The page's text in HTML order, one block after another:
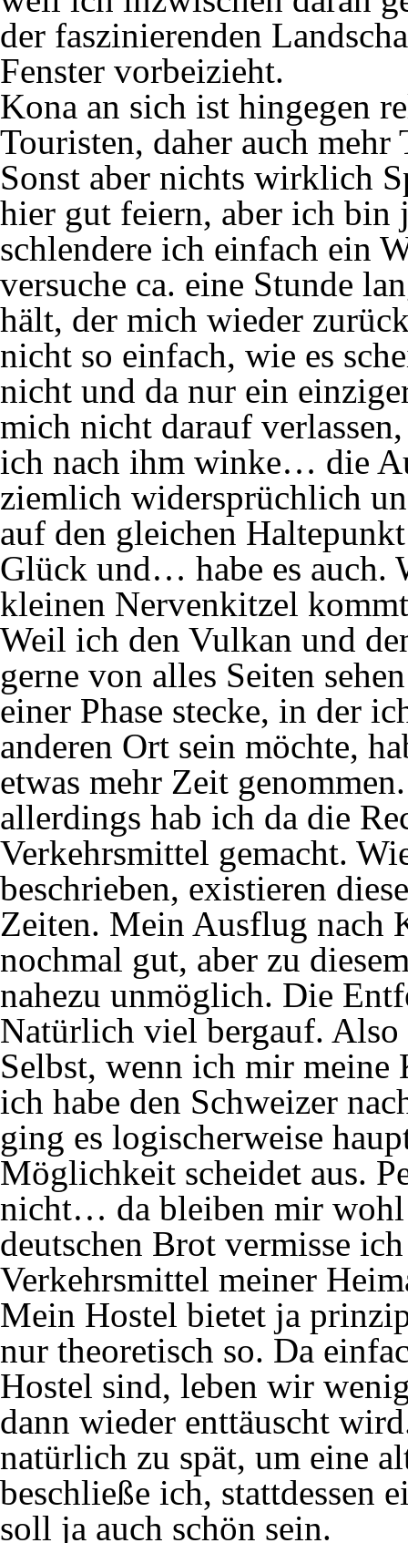
der faszinierenden
Fenster vorbeizieht.
Kona an sich ist hingegen
Touristen, daher auch
Sonst aber nichts wirklich
hier gut feiern, aber ich bin
schlendere ich einfach ein
versuche ca. eine Stunde
hält, der mich wieder
nicht so einfach, wie es
nicht und da nur ein
mich nicht darauf
ich nach ihm winke… die
ziemlich widersprüchlich
auf den gleichen
Glück und… habe es auch.
kleinen Nervenkitzel
Weil ich den Vulkan und
gerne von alles Seiten
einer Phase stecke, in der
anderen Ort sein möchte,
etwas mehr Zeit
allerdings hab ich da die
Verkehrsmittel gemacht.
beschrieben, existieren
Zeiten. Mein Ausflug nach
nochmal gut, aber zu
nahezu unmöglich. Die
Natürlich viel bergauf.
Selbst, wenn ich mir
ich habe den Schweizer
ging es logischerweise
Möglichkeit scheidet aus.
nicht… da bleiben mir wohl
deutschen Brot vermisse
Verkehrsmittel meiner
Mein Hostel bietet ja
nur theoretisch so. Da
Hostel sind, leben wir
dann wieder enttäuscht
natürlich zu spät, um eine
beschließe ich, stattdessen
soll ja auch schön sein.